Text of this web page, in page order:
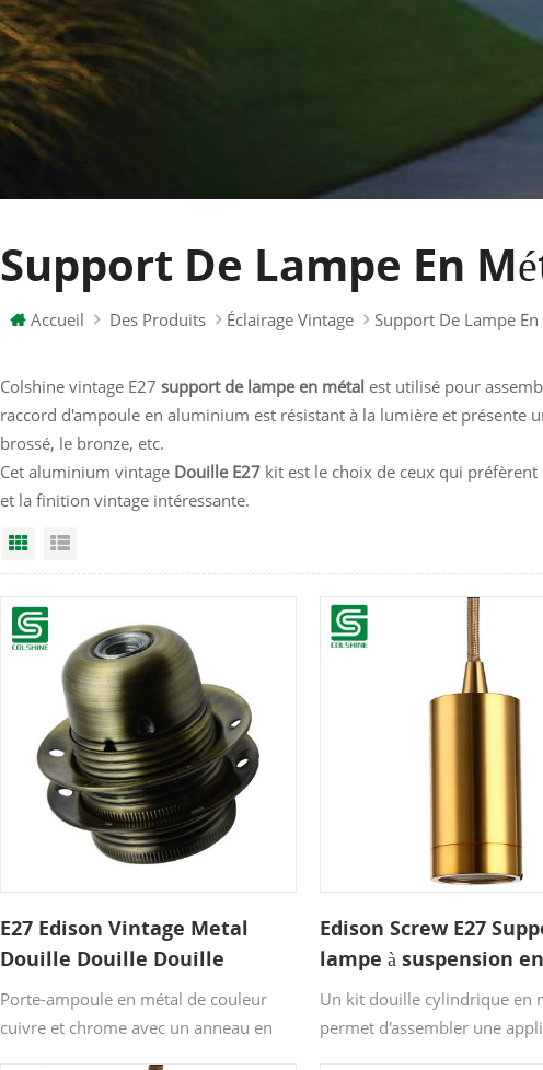
Support De Lampe En
Accueil Des Produits Éclairage Vintage Support De Lampe
Colshine vintage E27 support de lampe en métal est utilisé pour
raccord d'ampoule en aluminium est résistant à la lumière et présente
brossé, le bronze, etc.
Cet aluminium vintageDouille E27kit est le choix de ceux qui
et la finition vintage intéressante.
Grid View
E27 Edison Vintage Metal
Douille Douille Douille
D'ampoule Avec Anneau
Porte-ampoule en métal de couleur
cuivre et chrome avec un anneau en
Edison Screw E27
lampe à suspension
Un kit douille cylindrique en
permet d'assembler une